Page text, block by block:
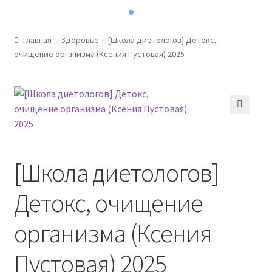
Главная Здоровье
[Школа диетологов] Детокс,
очищение организма (Ксения Пустовая) 2025
[Школа диетологов]
Детокс, очищение
организма (Ксения
Пустовая) 2025